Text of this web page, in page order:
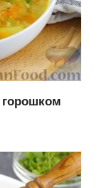
горошком